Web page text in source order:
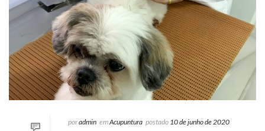
poradmin emAcupuntura postado 10 de junho de 2020